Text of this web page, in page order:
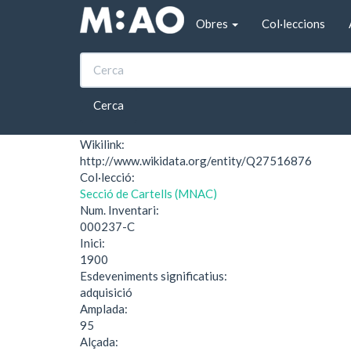
Vés al contingut
Obres
Col·leccions
Cerca
Inici Biscuits Victoria
Biscuits Victoria
Wikilink:
http://www.wikidata.org/entity/Q27516876
Col·lecció:
Secció de Cartells (MNAC)
Num. Inventari:
000237-C
Inici:
1900
Esdeveniments significatius:
adquisició
Amplada:
95
Alçada: